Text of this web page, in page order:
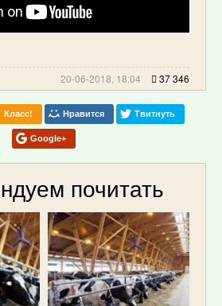
20-06-2018, 18:04 37 346
Класс! Нравится Твитнуть
Google+
почитать